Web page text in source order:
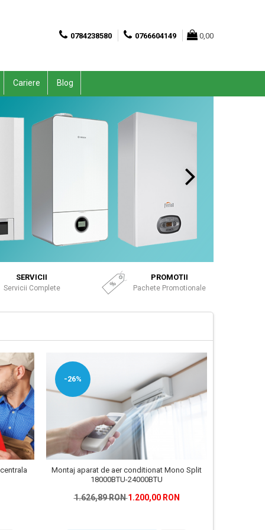
0784238580 0766604149 0,00
Cariere Blog
SERVICII
Servicii Complete
PROMOTII
Pachete Promotionale
-26%
Montaj aparat de aer conditionat Mono Split
18000BTU-24000BTU
1.626,89 RON1.200,00 RON